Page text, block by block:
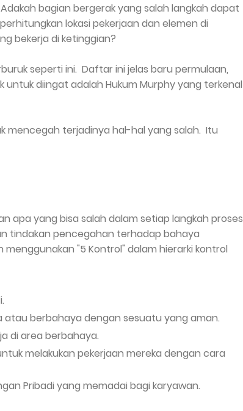
bagian bergerak yang salah langkah dapat
lokasi pekerjaan dan elemen di
bekerja di ketinggian?
seperti ini. Daftar ini jelas baru permulaan,
diingat adalah Hukum Murphy yang terkenal
mencegah terjadinya hal-hal yang salah. Itu
apa yang bisa salah dalam setiap langkah proses
tindakan pencegahan terhadap bahaya
"5 Kontrol" dalam hierarki kontrol
berbahaya dengan sesuatu yang aman.
di area berbahaya.
melakukan pekerjaan mereka dengan cara
Pribadi yang memadai bagi karyawan.